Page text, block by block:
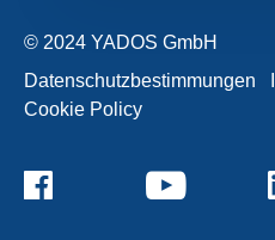
© 2024 YADOS GmbH
Datenschutzbestimmungen
Cookie Policy